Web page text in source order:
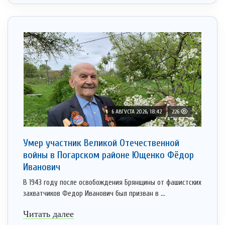
6 АВГУСТА 2026, 18:42 226
Умер участник Великой Отечественной
войны в Погарском районе Ющенко Фёдор
Иванович
В 1943 году после освобождения Брянщины от фашистских
захватчиков Федор Иванович был призван в ...
Читать далее